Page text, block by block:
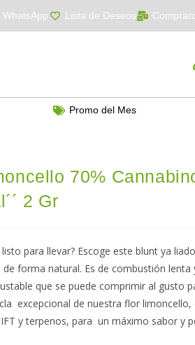
Lista de Deseos
Promo del Mes
70%
2 Gr
para llevar? Escoge este blunt ya
forma natural. Es de combustión
que se puede comprimir al gusto
excepcional de nuestra flor
y terpenos, para un máximo sabor y